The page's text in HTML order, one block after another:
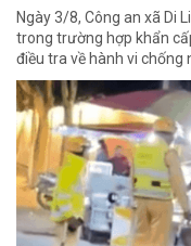
Ngày 3/8, Công an xã Di
trong trường hợp khẩn
điều tra về hành vi chống